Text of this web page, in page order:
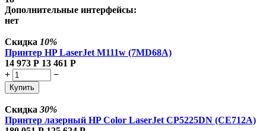
Дополнительные интерфейсы:
нет
Скидка 10%
Принтер HP LaserJet M111w (7MD68A)
14 973 Р 13 461 Р
+
−
Купить
Скидка 30%
Принтер лазерный HP Color LaserJet CP5225DN (CE712A)